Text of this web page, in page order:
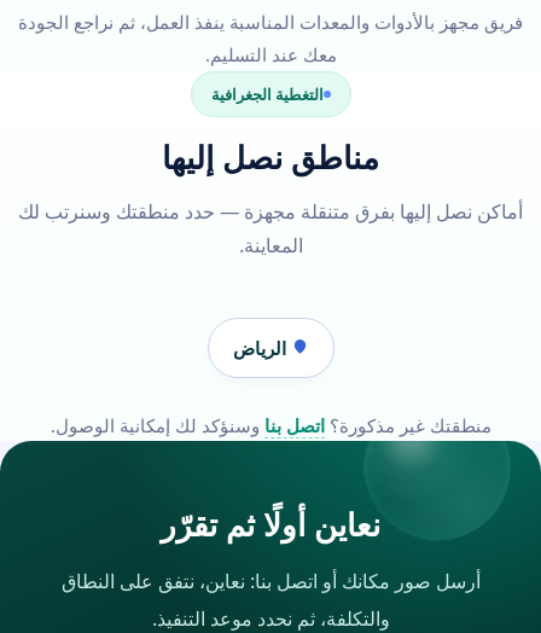
فريق مجهز بالأدوات والمعدات المناسبة ينفذ العمل، ثم نراجع الجودة
معك عند التسليم.
التغطية الجغرافية
مناطق نصل إليها
أماكن نصل إليها بفرق متنقلة مجهزة — حدد منطقتك وسنرتب لك
المعاينة.
الرياض
منطقتك غير مذكورة؟اتصل بنا وسنؤكد لك إمكانية الوصول.
نعاين أولًا ثم تقرّر
أرسل صور مكانك أو اتصل بنا: نعاين، نتفق على النطاق
والتكلفة، ثم نحدد موعد التنفيذ.